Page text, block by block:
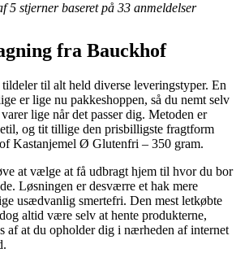
5 stjerner baseret på 33 anmeldelser
fra Bauckhof
til alt held diverse leveringstyper. En
er lige nu pakkeshoppen, så du nemt selv
lige når det passer dig. Metoden er
og tit tillige den prisbilligste fragtform
Kastanjemel Ø Glutenfri – 350 gram.
at vælge at få udbragt hjem til hvor du bor
Løsningen er desværre et hak mere
usædvanlig smertefri. Den mest letkøbte
altid være selv at hente produkterne,
af at du opholder dig i nærheden af internet